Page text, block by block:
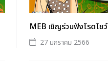
MEB เชิญร่วมฟังโรดโชว์
27 มกราคม 2566